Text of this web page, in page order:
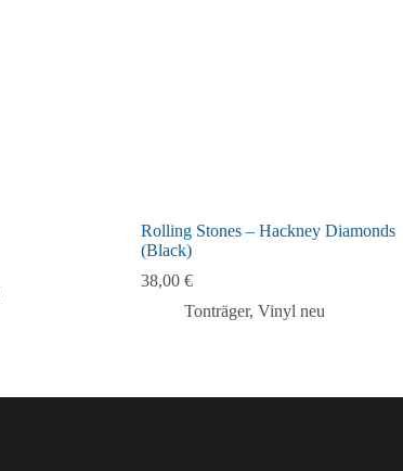
Rolling Stones – Hackney Diamonds
(Black)
38,00 €
Tonträger, Vinyl neu